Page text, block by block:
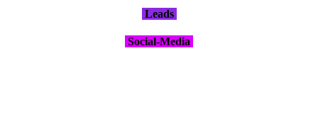
Leads
Social-Media